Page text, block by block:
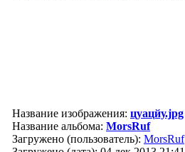
Название изображения: цуацйу.jpg
Название альбома: MorsRuf
Загружено (пользователь): MorsRuf